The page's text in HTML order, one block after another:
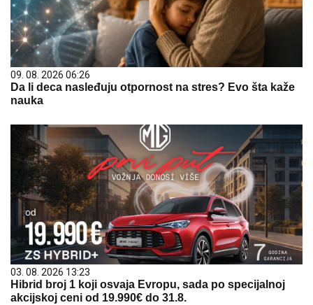
09. 08. 2026 06:26
Da li deca nasleđuju otpornost na stres? Evo šta kaže
nauka
03. 08. 2026 13:23
Hibrid broj 1 koji osvaja Evropu, sada po specijalnoj
akcijskoj ceni od 19.990€ do 31.8.